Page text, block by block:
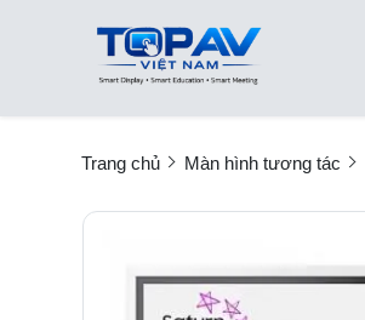
Trang chủ Màn hình tương tác